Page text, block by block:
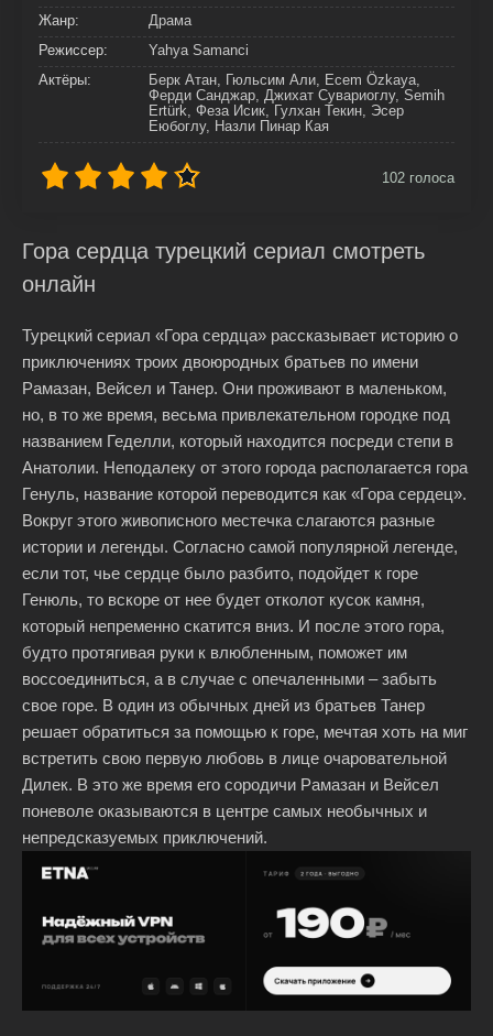
Жанр:
Драма
Режиссер:
Yahya Samanci
Актёры:
Берк Атан, Гюльсим Али, Ecem Özkaya,
Ферди Санджар, Джихат Сувариоглу, Semih
Ertürk, Феза Исик, Гулхан Текин, Эсер
Еюбоглу, Назли Пинар Кая
102 голоса
Гора сердца турецкий сериал смотреть
онлайн
Турецкий сериал «Гора сердца» рассказывает историю о
приключениях троих двоюродных братьев по имени
Рамазан, Вейсел и Танер. Они проживают в маленьком,
но, в то же время, весьма привлекательном городке под
названием Геделли, который находится посреди степи в
Анатолии. Неподалеку от этого города располагается гора
Генуль, название которой переводится как «Гора сердец».
Вокруг этого живописного местечка слагаются разные
истории и легенды. Согласно самой популярной легенде,
если тот, чье сердце было разбито, подойдет к горе
Генюль, то вскоре от нее будет отколот кусок камня,
который непременно скатится вниз. И после этого гора,
будто протягивая руки к влюбленным, поможет им
воссоединиться, а в случае с опечаленными – забыть
свое горе. В один из обычных дней из братьев Танер
решает обратиться за помощью к горе, мечтая хоть на миг
встретить свою первую любовь в лице очаровательной
Дилек. В это же время его сородичи Рамазан и Вейсел
поневоле оказываются в центре самых необычных и
непредсказуемых приключений.